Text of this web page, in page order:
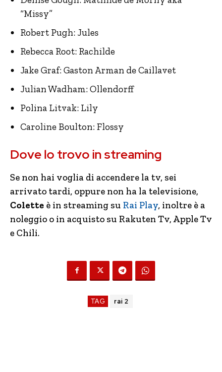
“Missy”
Robert Pugh: Jules
Rebecca Root: Rachilde
Jake Graf: Gaston Arman de Caillavet
Julian Wadham: Ollendorff
Polina Litvak: Lily
Caroline Boulton: Flossy
Dove lo trovo in streaming
Se non hai voglia di accendere la tv, sei
arrivato tardi, oppure non ha la televisione,
Colette è in streaming su Rai Play, inoltre è a
noleggio o in acquisto su Rakuten Tv, Apple Tv
e Chili.
TAG rai 2